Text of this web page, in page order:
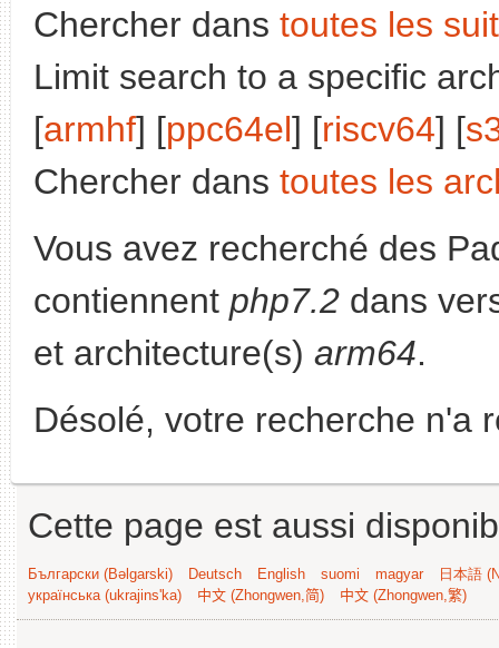
Chercher dans toutes les
Limit search to a specific
[armhf] [ppc64el] [riscv64] [
Chercher dans toutes les
Vous avez recherché des
contiennent php7.2 dans
et architecture(s) arm64.
Désolé, votre recherche n'a
Cette page est aussi
Български (Bəlgarski) Deutsch English suomi magyar
日本語
українська (ukrajins'ka)
中文 (Zhongwen,简) 中文 (Zhongwen,繁)